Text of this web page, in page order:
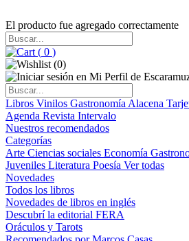
El producto fue agregado correctamente
( 0 )
(0)
Libros Vinilos Gastronomía Alacena
Agenda Revista Intervalo
Nuestros recomendados
Categorías
Arte Ciencias sociales Economía
Juveniles Literatura Poesía Ver todas
Novedades
Todos los libros
Novedades de libros en inglés
Descubrí la editorial FERA
Oráculos y Tarots